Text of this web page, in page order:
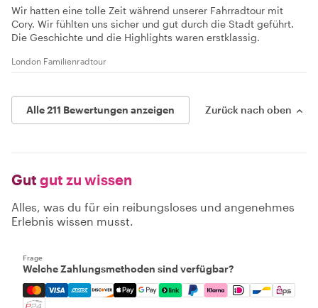
Wir hatten eine tolle Zeit während unserer Fahrradtour mit
Cory. Wir fühlten uns sicher und gut durch die Stadt geführt.
Die Geschichte und die Highlights waren erstklassig.
London Familienradtour
Alle 211 Bewertungen anzeigen Zurück nach oben
Gut gut zu wissen
Alles, was du für ein reibungsloses und angenehmes
Erlebnis wissen musst.
Frage
Welche Zahlungsmethoden sind verfügbar?
Mastercard, Visa, Amex, Discover, Apple Pay, Google